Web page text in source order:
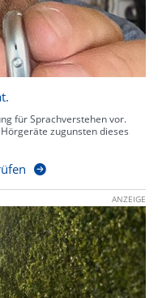
für Sprachverstehen vor.
zugunsten dieses
ANZEIGE